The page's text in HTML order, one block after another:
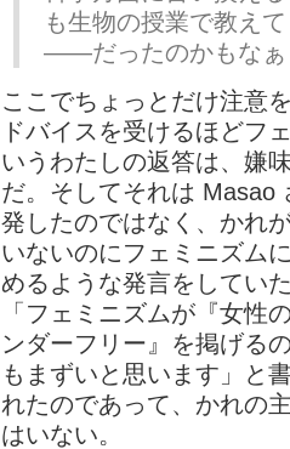
も生物の授業で教え
——だったのかもなぁ
ここでちょっとだけ注意
ドバイスを受けるほどフ
いうわたしの返答は、嫌
だ。そしてそれは Masao
発したのではなく、かれ
いないのにフェミニズム
めるような発言をしてい
「フェミニズムが『女性
ンダーフリー』を掲げる
もまずいと思います」と
れたのであって、かれの
はいない。